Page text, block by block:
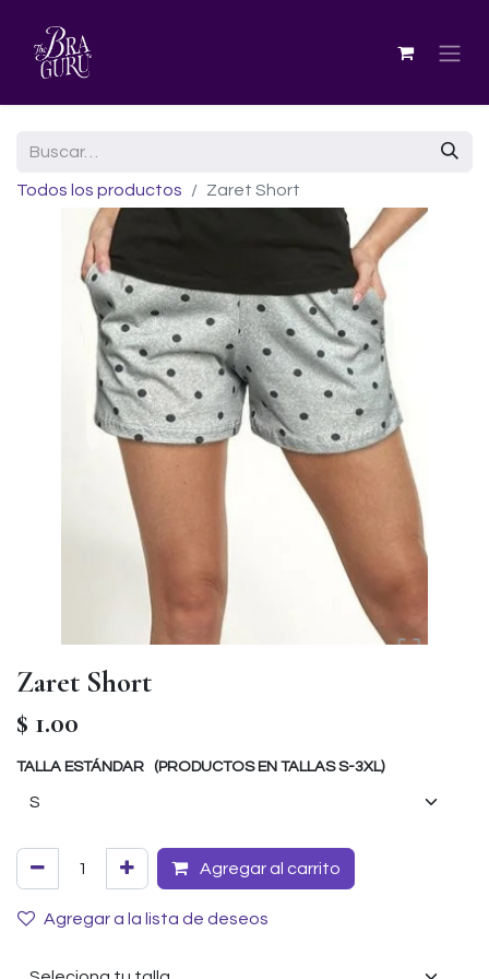
Todos los productos Zaret Short
Zaret Short
$ 1.00
TALLA ESTÁNDAR (PRODUCTOS EN TALLAS S-3XL)
Agregar al carrito
Agregar a la lista de deseos